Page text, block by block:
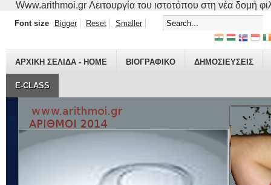
Www.arithmoi.gr Λειτουργία του ιστοτόπου στη νέα δομή
ΑΡΧΙΚΗ ΣΕΛΙΔΑ - HOME ΒΙΟΓΡΑΦΙΚO ΔΗΜΟΣΙΕΥΣΕΙΣ
E-CLASS
Font size Bigger Reset Smaller